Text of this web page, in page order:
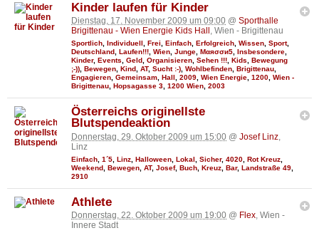
Kinder laufen für Kinder
Dienstag, 17. November 2009 um 09:00 @ Sporthalle
Brigittenau - Wien Energie Kids Hall , Wien - Brigittenau
Sportlich, Individuell , Frei, Einfach, Erfolgreich, Wissen, Sport,
Deutschland, Laufen!!!, Wien, Junge, Мαяσσи5, Insbesondere,
Kinder, Events, Geld, Organisieren, Sehen !!!, Kids, Bewegung
;-)), Bewegen, Kind, AT, Sucht :-), Wohlbefinden, Brigittenau,
Engagieren, Gemeinsam, Hall , 2009, Wien Energie, 1200, Wien -
Brigittenau, Hopsagasse 3, 1200 Wien, 2003
Österreichs originellste
Blutspendeaktion
Donnerstag, 29. Oktober 2009 um 15:00 @ Josef Linz,
Linz
Einfach 1´5 Linz Halloween Lokal Sicher, 4020 Rot Kreuz
Weekend Bewegen AT, Josef, Buch Kreuz Bar, Landstraße 49
2910
Athlete
Donnerstag, 22. Oktober 2009 um 19:00 @ Flex, Wien -
Innere Stadt